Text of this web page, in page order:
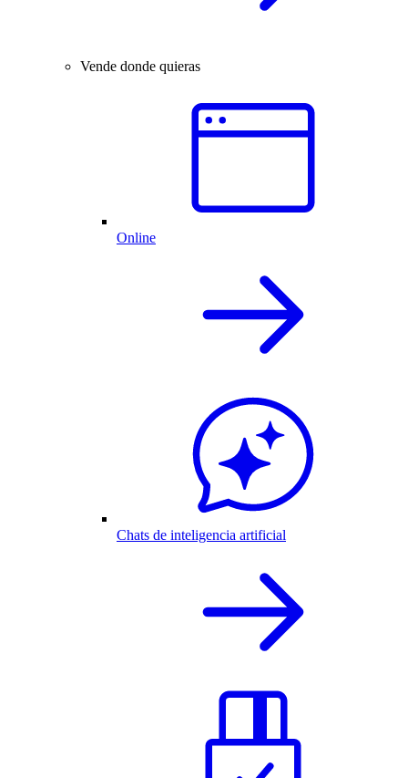
Vende donde quieras
Online
Chats de inteligencia artificial